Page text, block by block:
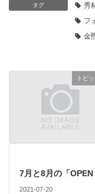
タグ 秀
フ
金
トピ
7月と8月の「OPEN
2021-07-20